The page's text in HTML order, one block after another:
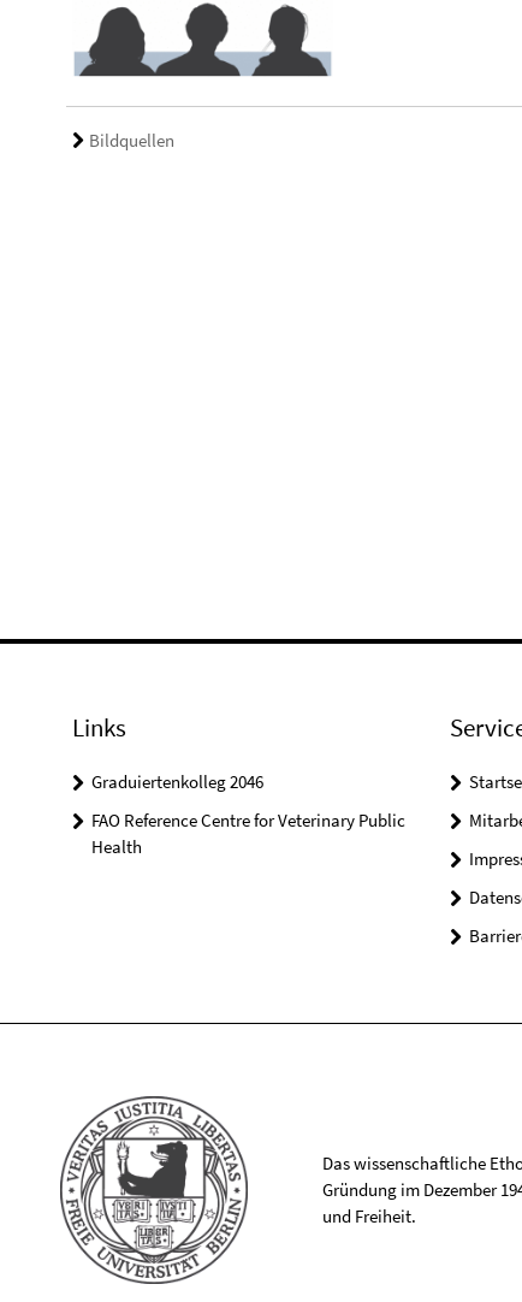
Bildquellen
Links
Graduiertenkolleg 2046
FAO Reference Centre for Veterinary Public
Health
Das wissenschaftliche
Gründung im Dezember
und Freiheit.